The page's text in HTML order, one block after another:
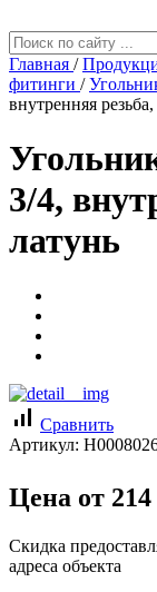
Главная /
фитинги /
внутренняя
3/4,
латунь
signal_cellular_alt Сравнить
Артикул:
Цена от 214
Скидка
адреса объекта